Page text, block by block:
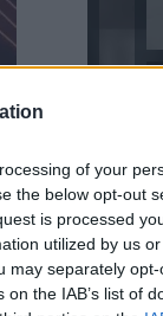
of your
the below opt-out
is processed
utilized by us
may separately
the IAB’s list of
6000
a